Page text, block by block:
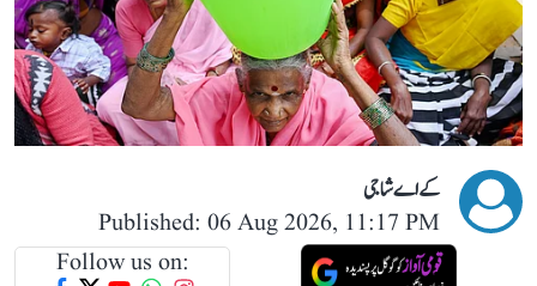
کے اے شاجی
Published: 06 Aug 2026, 11:17 PM
Follow us on: